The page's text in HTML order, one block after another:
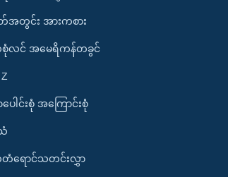
တွင်း အားကစား
လင် အမေရိကန်တခွင်
ပေါင်းစုံ အကြောင်းစုံ
ရောင်သတင်းလွှာ